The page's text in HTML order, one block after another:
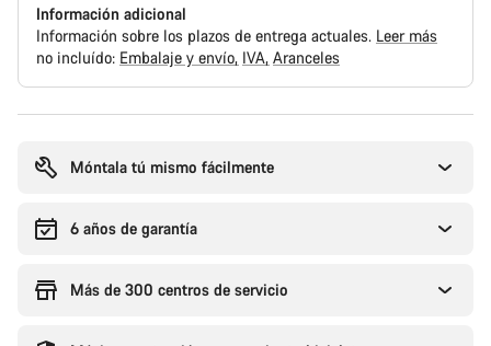
Información adicional
Información sobre los plazos de entrega actuales. Leer más
no incluído: Embalaje y envío IVA Aranceles
compra
Móntala tú mismo fácilmente
6 años de garantía
Más de 300 centros de servicio